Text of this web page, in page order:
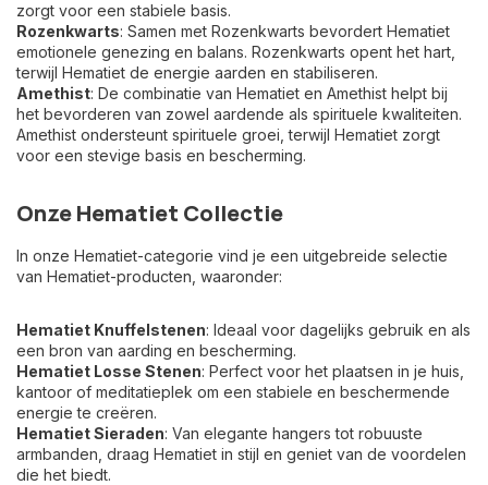
zorgt voor een stabiele basis.
Rozenkwarts: Samen met Rozenkwarts bevordert Hematiet
emotionele genezing en balans. Rozenkwarts opent het hart,
terwijl Hematiet de energie aarden en stabiliseren.
Amethist: De combinatie van Hematiet en Amethist helpt bij
het bevorderen van zowel aardende als spirituele kwaliteiten.
Amethist ondersteunt spirituele groei, terwijl Hematiet zorgt
voor een stevige basis en bescherming.
Onze Hematiet Collectie
In onze Hematiet-categorie vind je een uitgebreide selectie
van Hematiet-producten, waaronder:
Hematiet Knuffelstenen: Ideaal voor dagelijks gebruik en als
een bron van aarding en bescherming.
Hematiet Losse Stenen: Perfect voor het plaatsen in je huis,
kantoor of meditatieplek om een stabiele en beschermende
energie te creëren.
Hematiet Sieraden: Van elegante hangers tot robuuste
armbanden, draag Hematiet in stijl en geniet van de voordelen
die het biedt.